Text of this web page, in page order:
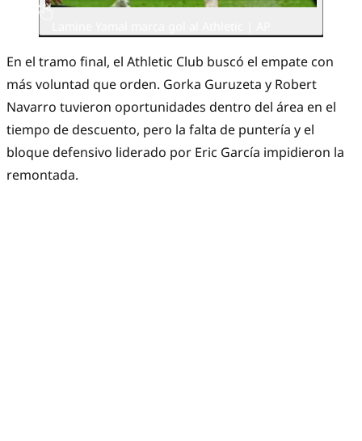
En el tramo final, el Athletic Club buscó el empate con
más voluntad que orden. Gorka Guruzeta y Robert
Navarro tuvieron oportunidades dentro del área en el
tiempo de descuento, pero la falta de puntería y el
bloque defensivo liderado por Eric García impidieron la
remontada.